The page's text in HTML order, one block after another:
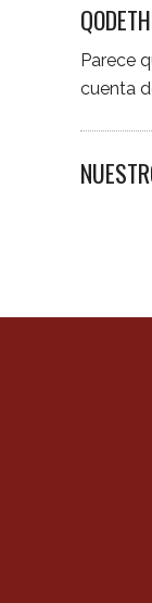
Parece
cuenta